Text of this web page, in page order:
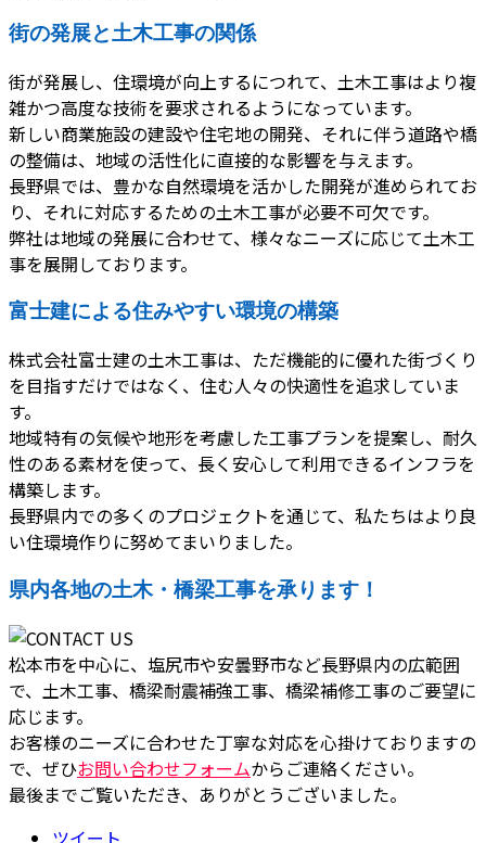
街の発展と土木工事の関係
街が発展し、住環境が向上するにつれて、土木工事はより複
雑かつ高度な技術を要求されるようになっています。
新しい商業施設の建設や住宅地の開発、それに伴う道路や橋
の整備は、地域の活性化に直接的な影響を与えます。
長野県では、豊かな自然環境を活かした開発が進められてお
り、それに対応するための土木工事が必要不可欠です。
弊社は地域の発展に合わせて、様々なニーズに応じて土木工
事を展開しております。
富士建による住みやすい環境の構築
株式会社富士建の土木工事は、ただ機能的に優れた街づくり
を目指すだけではなく、住む人々の快適性を追求していま
す。
地域特有の気候や地形を考慮した工事プランを提案し、耐久
性のある素材を使って、長く安心して利用できるインフラを
構築します。
長野県内での多くのプロジェクトを通じて、私たちはより良
い住環境作りに努めてまいりました。
県内各地の土木・橋梁工事を承ります！
松本市を中心に、塩尻市や安曇野市など長野県内の広範囲
で、土木工事、橋梁耐震補強工事、橋梁補修工事のご要望に
応じます。
お客様のニーズに合わせた丁寧な対応を心掛けておりますの
で、ぜひお問い合わせフォームからご連絡ください。
最後までご覧いただき、ありがとうございました。
ツイート